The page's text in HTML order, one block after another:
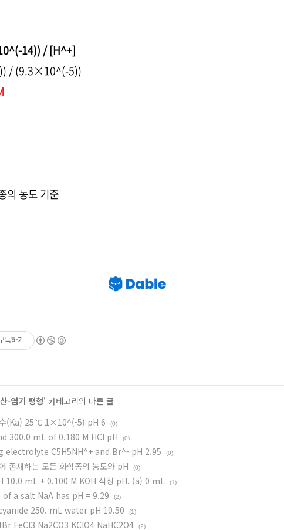
14)) / [H^+]
/ (9.3×10^(-5))
의 농도 기준
독하기
-염기 평형' 카테고리의 다른 글
수(Ka) 25℃ 1×10^(-5) pH 6
(0)
300.0 mL of 0.180 M HCl pH (0)
electrolyte C5H5NH^+ and Br^- pH 2.95 (0)
존재하는 모든 화학종의 농도와 pH (0)
10.0 mL + 0.100 M KOH 적정 pH. (a) 0 mL (1)
a salt NaA has pH = 9.29 (2)
250. mL water pH 10.50 (1)
FeCl3 Na2CO3 KClO4 NaHC2O4 (2)